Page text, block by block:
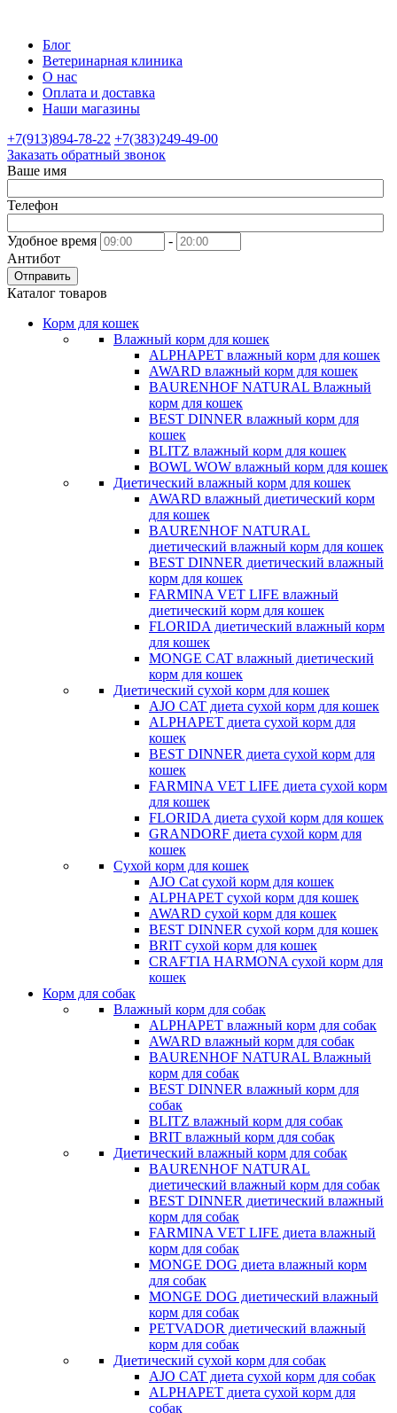
Блог
Ветеринарная клиника
О нас
Оплата и доставка
Наши магазины
+7(913)894-78-22 +7(383)249-49-00
Заказать обратный звонок
Ваше имя
Телефон
Удобное время
-
Антибот
Отправить
Каталог товаров
Корм для кошек
Влажный корм для кошек
ALPHAPET влажный корм для кошек
AWARD влажный корм для кошек
BAURENHOF NATURAL Влажный
корм для кошек
BEST DINNER влажный корм для
кошек
BLITZ влажный корм для кошек
BOWL WOW влажный корм для кошек
Диетический влажный корм для кошек
AWARD влажный диетический корм
для кошек
BAURENHOF NATURAL
диетический влажный корм для кошек
BEST DINNER диетический влажный
корм для кошек
FARMINA VET LIFE влажный
диетический корм для кошек
FLORIDA диетический влажный корм
для кошек
MONGE CAT влажный диетический
корм для кошек
Диетический сухой корм для кошек
AJO CAT диета сухой корм для кошек
ALPHAPET диета сухой корм для
кошек
BEST DINNER диета сухой корм для
кошек
FARMINA VET LIFE диета сухой корм
для кошек
FLORIDA диета сухой корм для кошек
GRANDORF диета сухой корм для
кошек
Сухой корм для кошек
AJO Cat cухой корм для кошек
ALPHAPET сухой корм для кошек
AWARD сухой корм для кошек
BEST DINNER сухой корм для кошек
BRIT сухой корм для кошек
CRAFTIA HARMONA сухой корм для
кошек
Корм для собак
Влажный корм для собак
ALPHAPET влажный корм для собак
AWARD влажный корм для собак
BAURENHOF NATURAL Влажный
корм для собак
BEST DINNER влажный корм для
собак
BLITZ влажный корм для собак
BRIT влажный корм для собак
Диетический влажный корм для собак
BAURENHOF NATURAL
диетический влажный корм для собак
BEST DINNER диетический влажный
корм для собак
FARMINA VET LIFE диета влажный
корм для собак
MONGE DOG диета влажный корм
для собак
MONGE DOG диетический влажный
корм для собак
PETVADOR диетический влажный
корм для собак
Диетический сухой корм для собак
AJO CAT диета сухой корм для собак
ALPHAPET диета сухой корм для
собак